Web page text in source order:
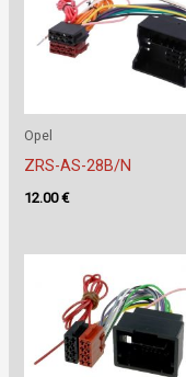
Opel
ZRS-AS-28B/N
12.00€